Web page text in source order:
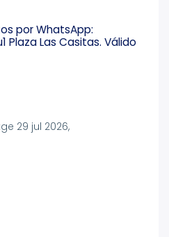
por WhatsApp:
Las Casitas. Válido